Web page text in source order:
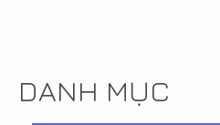
DANH MỤC